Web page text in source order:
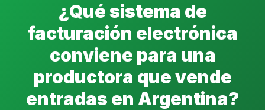
¿Qué sistema de
facturación electrónica
conviene para una
productora que vende
entradas en Argentina?